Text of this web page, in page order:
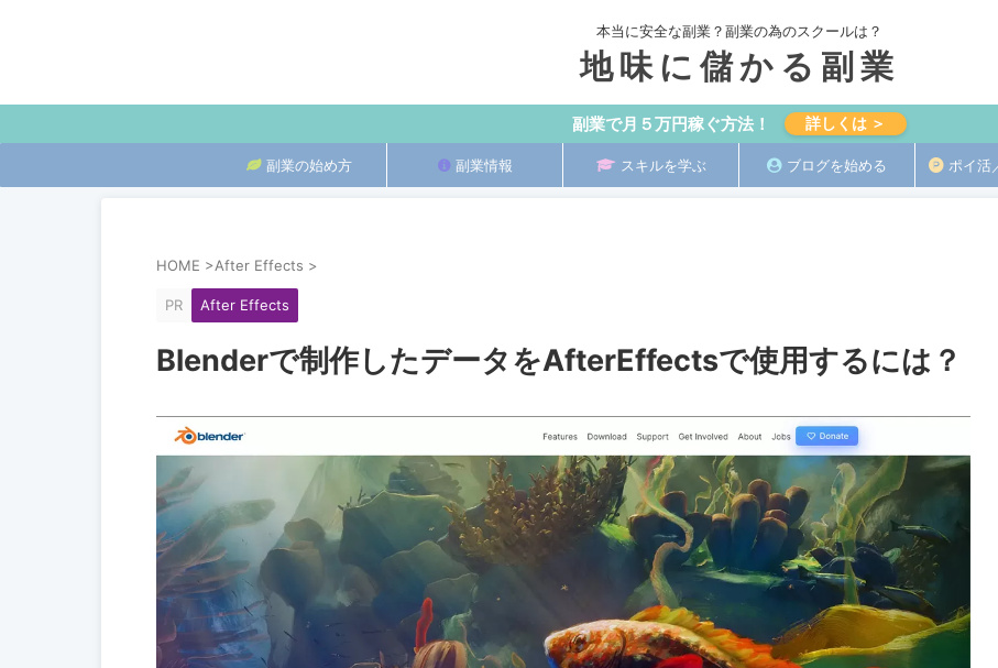
本当に安全な副業？副業の為のスクールは？
地味に儲かる副業
副業で月５万円稼ぐ方法！ 詳しくは ＞
副業の始め方 副業情報 スキルを学ぶ ブログを始める ポイ活
HOME >After Effects >
PR After Effects
Blenderで制作したデータをAfterEffectsで使用するには？